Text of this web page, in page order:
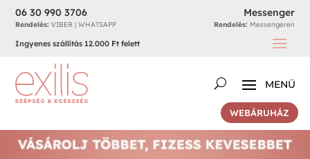
06 30 990 3706
Rendelés: VIBER | WHATSAPP
Messenger
Rendelés: Messengeren
Ingyenes szállítás 12.000 Ft felett
WEBÁRUHÁZ